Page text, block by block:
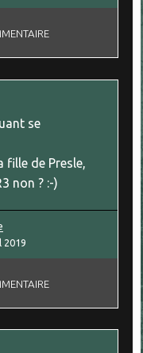
se
fille de Presle,
non ? :-)
2019